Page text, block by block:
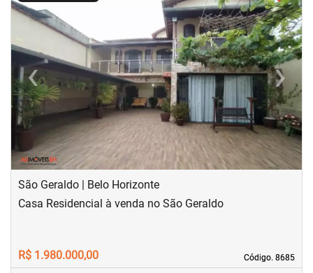
‹Previous ›Next
São Geraldo | Belo Horizonte
Código. 8685
Código. 8685
Casa Residencial à venda no São Geraldo
R$ 1.980.000,00